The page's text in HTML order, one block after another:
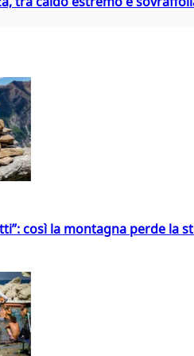
così la montagna perde la